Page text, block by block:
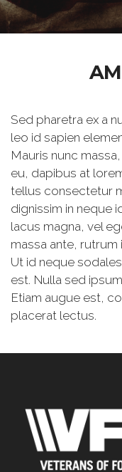
Sed pharetra ex a
leo id sapien
Mauris nunc
eu, dapibus at
tellus consectetur
dignissim in neque
lacus magna, vel
massa ante, rutrum
Ut id neque
est. Nulla sed
Etiam augue est,
placerat lectus.